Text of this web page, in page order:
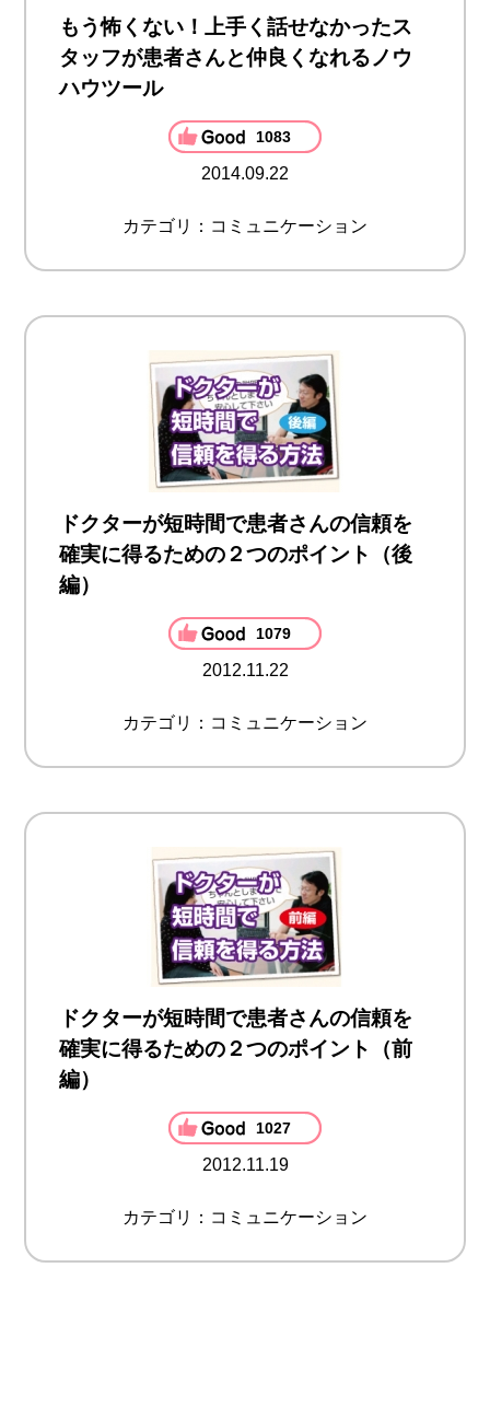
もう怖くない！上手く話せなかったス
タッフが患者さんと仲良くなれるノウ
ハウツール
1083
2014.09.22
カテゴリ：コミュニケーション
ドクターが短時間で患者さんの信頼を
確実に得るための２つのポイント（後
編）
1079
2012.11.22
カテゴリ：コミュニケーション
ドクターが短時間で患者さんの信頼を
確実に得るための２つのポイント（前
編）
1027
2012.11.19
カテゴリ：コミュニケーション